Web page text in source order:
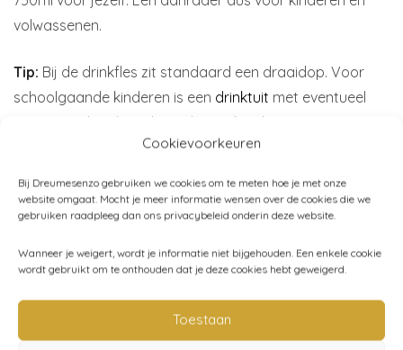
Cookievoorkeuren
Bij Dreumesenzo gebruiken we cookies om te meten hoe je met onze
website omgaat. Mocht je meer informatie wensen over de cookies die we
gebruiken raadpleeg dan ons privacybeleid onderin deze website.
Wanneer je weigert, wordt je informatie niet bijgehouden. Een enkele cookie
wordt gebruikt om te onthouden dat je deze cookies hebt geweigerd.
Toestaan
volwassenen.
Tip: Bij de drinkfles zit standaard een draaidop. Voor
schoolgaande kinderen is een drinktuit met eventueel
ideaal. Beide zijn los verkrijgbaar.
kunststof, zonder ftalaten en BPA-vrij
Inhoud:300 ml, 500 ml, 750 ml